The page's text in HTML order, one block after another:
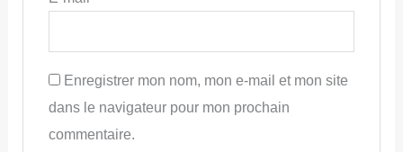
Enregistrer mon nom, mon e-mail et mon site
dans le navigateur pour mon prochain
commentaire.